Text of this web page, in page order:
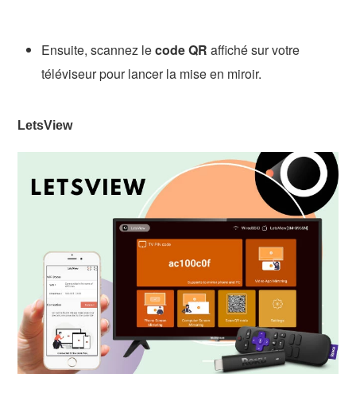
Ensuite, scannez lecode QR affiché sur votre
téléviseur pour lancer la mise en miroir.
LetsView